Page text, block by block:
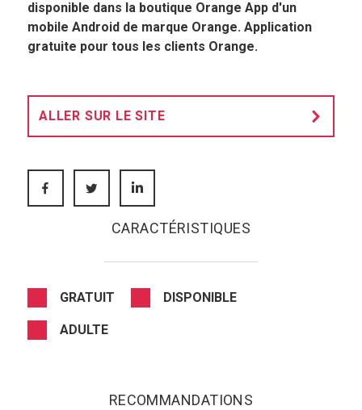
disponible dans la boutique Orange App d'un
mobile Android de marque Orange. Application
gratuite pour tous les clients Orange.
ALLER SUR LE SITE
FACEBOOKTWITTER
CARACTÉRISTIQUES
GRATUIT DISPONIBLE
ADULTE
RECOMMANDATIONS